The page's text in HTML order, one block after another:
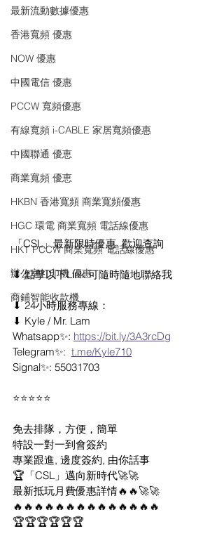
最新流動數據優惠
香港寬頻 優惠
NOW 優惠
中國電信 優惠
PCCW 寬頻優惠
有線寬頻 i-CABLE 家居寬頻優惠
中國聯通 優恵
商業寬頻 優恵
HKBN 香港寬頻 商業寬頻優惠
HGC 環電 商業寬頻 電話線優惠
HKT PCCW 商業寬頻 電話線優惠
辦公室打印機 優惠
商鋪智能收款機
「CSL」最新限時優惠  歡迎查詢
⬇ 點擊以下Link 可隨時隨地聯絡我
⬇ 24小時服務專線：
⬇ Kyle / Mr. Lam
Whatsapp✨: https://bit.ly/3A3rcDg
Telegram✨: t.me/Kyle710
Signal✨: 55031703
⭐⭐⭐⭐⭐
免去排隊，方便，簡單
特設一對一到會簽約
專業跟進, 邊度簽約, 由你話事
🏆「CSL」邁向新時代🚀🚀
最新抵玩月費優惠詳情🔥🔥🚀🚀
🔥🔥🔥🔥🔥🔥🔥🔥🔥🔥🔥🔥🔥🔥
🏆🏆🏆🏆🏆🏆